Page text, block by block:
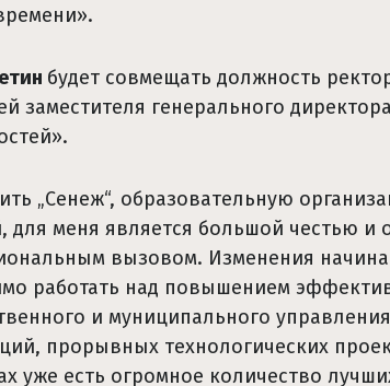
будет совмещать должность
заместителя генерального
„Сенеж“, образовательную
для меня является большой честью
вызовом. Изменения
работать над повышением
и муниципального
прорывных технологических
уже есть огромное количество